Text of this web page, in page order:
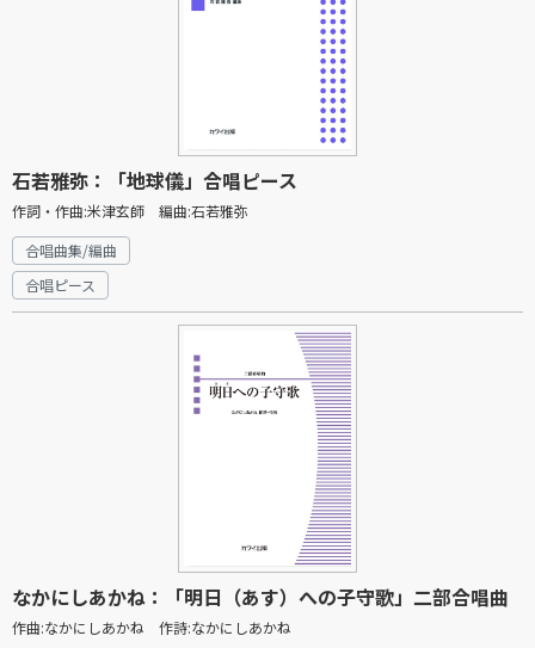
石若雅弥：「地球儀」合唱ピース
作詞・作曲:米津玄師 編曲:石若雅弥
合唱曲集/編曲
合唱ピース
なかにしあかね：「明日（あす）への子守歌」二部合唱曲
作曲:なかにしあかね 作詩:なかにしあかね